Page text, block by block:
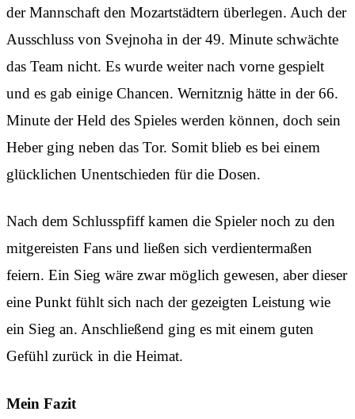
der Mannschaft den Mozartstädtern überlegen. Auch der
Ausschluss von Svejnoha in der 49. Minute schwächte
das Team nicht. Es wurde weiter nach vorne gespielt
und es gab einige Chancen. Wernitznig hätte in der 66.
Minute der Held des Spieles werden können, doch sein
Heber ging neben das Tor. Somit blieb es bei einem
glücklichen Unentschieden für die Dosen.
Nach dem Schlusspfiff kamen die Spieler noch zu den
mitgereisten Fans und ließen sich verdientermaßen
feiern. Ein Sieg wäre zwar möglich gewesen, aber dieser
eine Punkt fühlt sich nach der gezeigten Leistung wie
ein Sieg an. Anschließend ging es mit einem guten
Gefühl zurück in die Heimat.
Mein Fazit